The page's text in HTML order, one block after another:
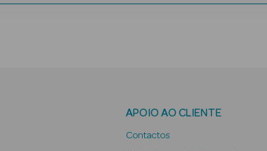
APOIO AO CLIENTE
Contactos